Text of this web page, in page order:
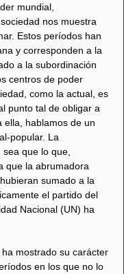
mundial,
nos muestra
Estos períodos han
y corresponden a la
a la subordinación
centros de poder
como la actual, es
punto tal de obligar a
ella, hablamos de un
popular. La
que lo que,
que la abrumadora
sumado a la
el partido del
Nacional (UN) ha
mostrado su carácter
en los que no lo